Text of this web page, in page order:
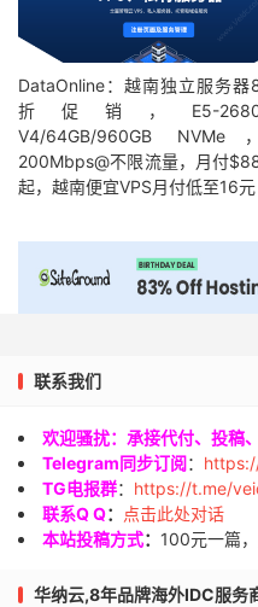
DataOnline：越南独立服务器
折促销，E5-
V4/64GB/960GB NVMe，
200Mbps@不限流量，月付
起，越南便宜VPS月付低至16元
联系我们
欢迎骚扰：承接代付、投稿
Telegram同步订阅：
TG电报群： https://t.me/
联系Q Q：
点击此处对话
本站投稿方式： 100元一篇，
华纳云,8年品牌海外IDC服务